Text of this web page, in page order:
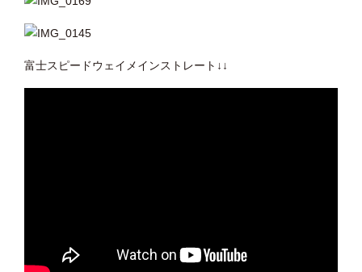
富士スピードウェイメインストレート↓↓